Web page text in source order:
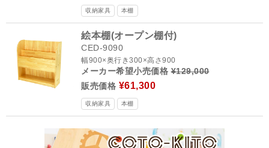
収納家具 本棚
絵本棚(オープン棚付)
CED-9090
幅900×奥行き300×高さ900
メーカー希望小売価格¥129,000
販売価格 ¥61,300
収納家具 本棚